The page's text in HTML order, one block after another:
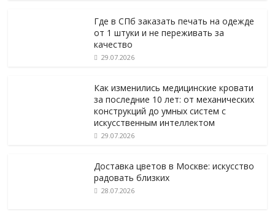
Где в СПб заказать печать на одежде
от 1 штуки и не переживать за
качество
29.07.2026
Как изменились медицинские кровати
за последние 10 лет: от механических
конструкций до умных систем с
искусственным интеллектом
29.07.2026
Доставка цветов в Москве: искусство
радовать близких
28.07.2026